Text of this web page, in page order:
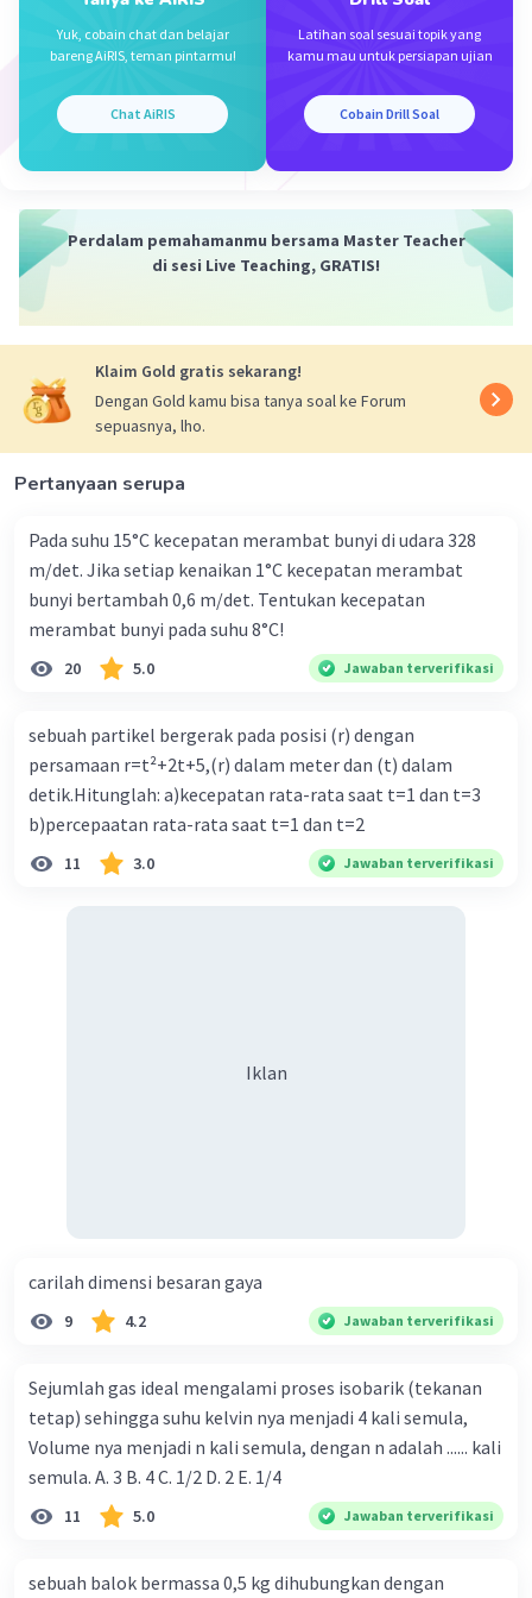
tetap bergerak di permukaan yang sama (memiliki
kekasaran yang sama)
Beri Rating·0.0( Balas
Yuk, cobain chat dan belajar
bareng AiRIS, teman pintarmu!
Chat AiRIS
Latihan soal sesuai topik yang
kamu mau untuk persiapan ujian
Cobain Drill Soal
Perdalam pemahamanmu bersama Master Teacher
di sesi Live Teaching, GRATIS!
Klaim Gold gratis sekarang!
Dengan Gold kamu bisa tanya soal ke Forum
sepuasnya, lho.
Pertanyaan serupa
Pada suhu 15°C kecepatan merambat bunyi di udara 328
m/det. Jika setiap kenaikan 1°C kecepatan merambat
bunyi bertambah 0,6 m/det. Tentukan kecepatan
merambat bunyi pada suhu 8°C!
20 5.0 Jawaban terverifikasi
sebuah partikel bergerak pada posisi (r) dengan
persamaan r=t²+2t+5,(r) dalam meter dan (t) dalam
detik.Hitunglah: a)kecepatan rata-rata saat t=1 dan t=3
b)percepaatan rata-rata saat t=1 dan t=2
11 3.0 Jawaban terverifikasi
Iklan
carilah dimensi besaran gaya
9 4.2 Jawaban terverifikasi
Sejumlah gas ideal mengalami proses isobarik (tekanan
tetap) sehingga suhu kelvin nya menjadi 4 kali semula,
Volume nya menjadi n kali semula, dengan n adalah ...... kali
semula. A. 3 B. 4 C. 1/2 D. 2 E. 1/4
11 5.0 Jawaban terverifikasi
sebuah balok bermassa 0,5 kg dihubungkan dengan